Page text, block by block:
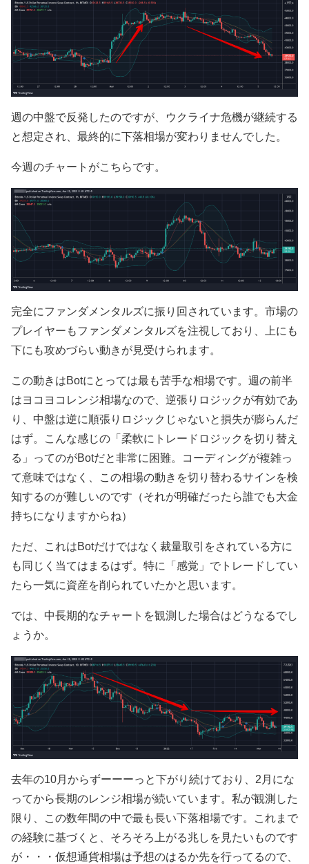
週の中盤で反発したのですが、ウクライナ危機が継続する
と想定され、最終的に下落相場が変わりませんでした。
今週のチャートがこちらです。
完全にファンダメンタルズに振り回されています。市場の
プレイヤーもファンダメンタルズを注視しており、上にも
下にも攻めづらい動きが見受けられます。
この動きはBotにとっては最も苦手な相場です。週の前半
はヨコヨコレンジ相場なので、逆張りロジックが有効であ
り、中盤は逆に順張りロジックじゃないと損失が膨らんだ
はず。こんな感じの「柔軟にトレードロジックを切り替え
る」ってのがBotだと非常に困難。コーディングが複雑っ
て意味ではなく、この相場の動きを切り替わるサインを検
知するのが難しいのです（それが明確だったら誰でも大金
持ちになりますからね）
ただ、これはBotだけではなく裁量取引をされている方に
も同じく当てはまるはず。特に「感覚」でトレードしてい
たら一気に資産を削られていたかと思います。
では、中長期的なチャートを観測した場合はどうなるでし
ょうか。
去年の10月からずーーーっと下がり続けており、2月にな
ってから長期のレンジ相場が続いています。私が観測した
限り、この数年間の中で最も長い下落相場です。これまで
の経験に基づくと、そろそろ上がる兆しを見たいものです
が・・・仮想通貨相場は予想のはるか先を行ってるので、